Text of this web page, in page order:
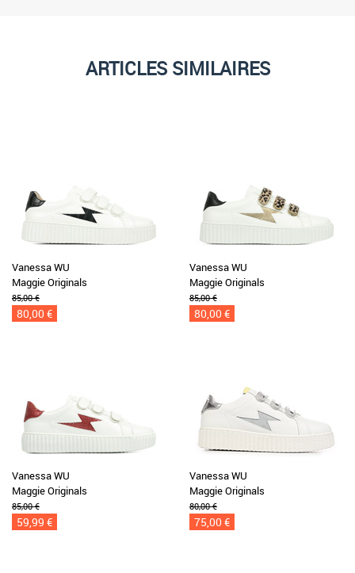
ARTICLES SIMILAIRES
Vanessa WU
Maggie Originals
85,00 €
80,00 €
Vanessa WU
Maggie Originals
85,00 €
80,00 €
Vanessa WU
Maggie Originals
85,00 €
59,99 €
Vanessa WU
Maggie Originals
80,00 €
75,00 €